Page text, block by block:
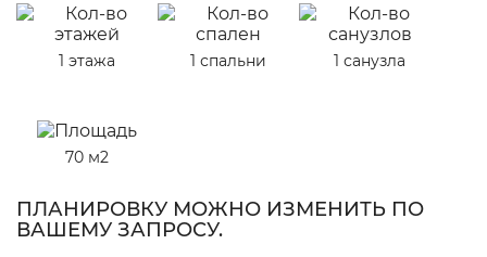
1 этажа 1 спальни 1 санузла
70 м2
ПЛАНИРОВКУ МОЖНО ИЗМЕНИТЬ ПО
ВАШЕМУ ЗАПРОСУ.